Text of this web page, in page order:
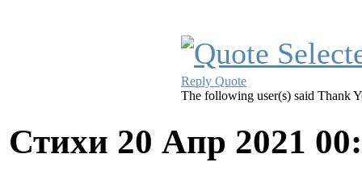
Reply Quote
The following user(s) said Thank
Стихи 20 Апр 2021